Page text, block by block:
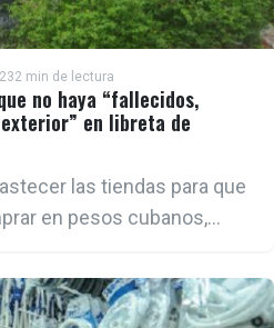
2 min de lectura
no haya “fallecidos,
en libreta de
las tiendas para que
en pesos cubanos,